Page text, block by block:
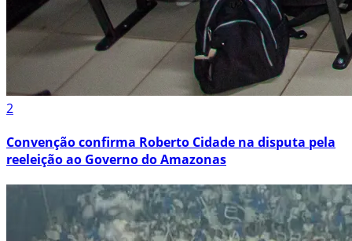
2
Convenção confirma Roberto Cidade na disputa pela
reeleição ao Governo do Amazonas